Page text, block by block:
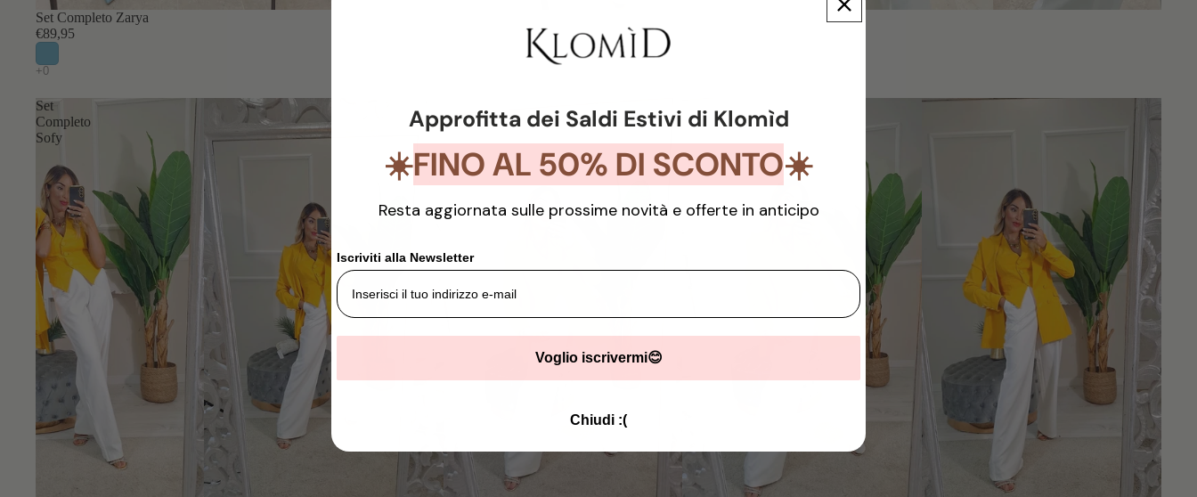
SUMMER COLLECTION
Set Completo Zarya
€89,95
Set
Completo
Sofy
Approfitta dei Saldi Estivi di Klomìd
☀️FINO AL 50% DI SCONTO☀️
Resta aggiornata sulle prossime novità e offerte in anticipo
Iscriviti alla Newsletter
Voglio iscrivermi😊
Chiudi :(